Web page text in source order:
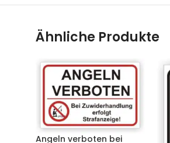
Ähnliche Produkte
Angeln verboten bei